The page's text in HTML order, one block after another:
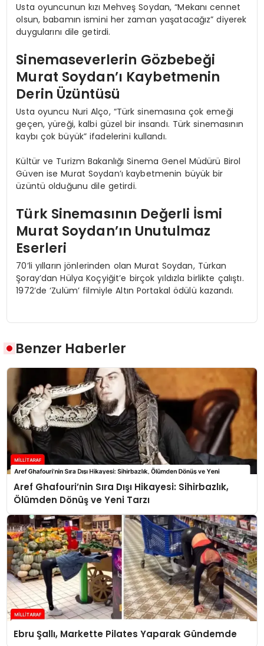
Usta oyuncunun kızı Mehveş Soydan, “Mekanı cennet
olsun, babamın ismini her zaman yaşatacağız” diyerek
duygularını dile getirdi.
Sinemaseverlerin Gözbebeği
Murat Soydan’ı Kaybetmenin
Derin Üzüntüsü
Usta oyuncu Nuri Alço, “Türk sinemasına çok emeği
geçen, yüreği, kalbi güzel bir insandı. Türk sinemasının
kaybı çok büyük” ifadelerini kullandı.
Kültür ve Turizm Bakanlığı Sinema Genel Müdürü Birol
Güven ise Murat Soydan’ı kaybetmenin büyük bir
üzüntü olduğunu dile getirdi.
Türk Sinemasının Değerli İsmi
Murat Soydan’ın Unutulmaz
Eserleri
70’li yılların jönlerinden olan Murat Soydan, Türkan
Şoray’dan Hülya Koçyiğit’e birçok yıldızla birlikte çalıştı.
1972’de ‘Zulüm’ filmiyle Altın Portakal ödülü kazandı.
Benzer Haberler
Aref Ghafouri’nin Sıra Dışı Hikayesi: Sihirbazlık,
Ölümden Dönüş ve Yeni Tarzı
Ebru Şallı, Markette Pilates Yaparak Gündemde